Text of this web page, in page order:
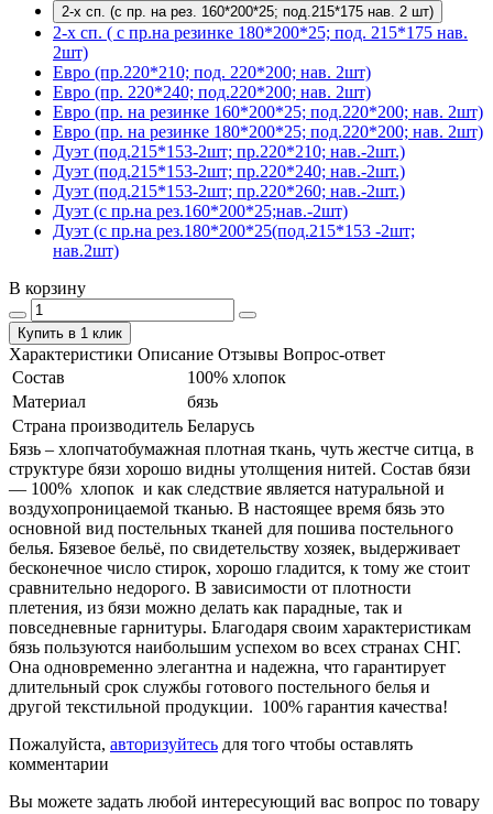
2-х сп. (с пр. на рез. 160*200*25; под.215*175 нав. 2 шт)
2-х сп. ( с пр.на резинке 180*200*25; под. 215*175 нав.
2шт)
Евро (пр.220*210; под. 220*200; нав. 2шт)
Евро (пр. 220*240; под.220*200; нав. 2шт)
Евро (пр. на резинке 160*200*25; под.220*200; нав. 2шт)
Евро (пр. на резинке 180*200*25; под.220*200; нав. 2шт)
Дуэт (под.215*153-2шт; пр.220*210; нав.-2шт.)
Дуэт (под.215*153-2шт; пр.220*240; нав.-2шт.)
Дуэт (под.215*153-2шт; пр.220*260; нав.-2шт.)
Дуэт (с пр.на рез.160*200*25;нав.-2шт)
Дуэт (с пр.на рез.180*200*25(под.215*153 -2шт;
нав.2шт)
В корзину
Купить в 1 клик
Характеристики Описание Отзывы Вопрос-ответ
Состав
100% хлопок
Материал
бязь
Страна производитель Беларусь
Бязь – хлопчатобумажная плотная ткань, чуть жестче ситца, в
структуре бязи хорошо видны утолщения нитей. Состав бязи
― 100% хлопок и как следствие является натуральной и
воздухопроницаемой тканью. В настоящее время бязь это
основной вид постельных тканей для пошива постельного
белья. Бязевое бельё, по свидетельству хозяек, выдерживает
бесконечное число стирок, хорошо гладится, к тому же стоит
сравнительно недорого. В зависимости от плотности
плетения, из бязи можно делать как парадные, так и
повседневные гарнитуры. Благодаря своим характеристикам
бязь пользуются наибольшим успехом во всех странах СНГ.
Она одновременно элегантна и надежна, что гарантирует
длительный срок службы готового постельного белья и
другой текстильной продукции. 100% гарантия качества!
Пожалуйста, авторизуйтесь для того чтобы оставлять
комментарии
Вы можете задать любой интересующий вас вопрос по товару